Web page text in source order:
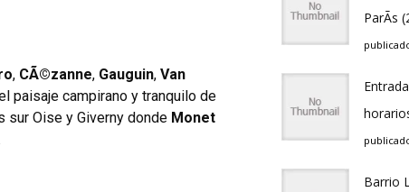
, CÃ©zanne, Gauguin, Van
paisaje campirano y tranquilo de
sur Oise y Giverny donde Monet
ParÃ­s
Barrio